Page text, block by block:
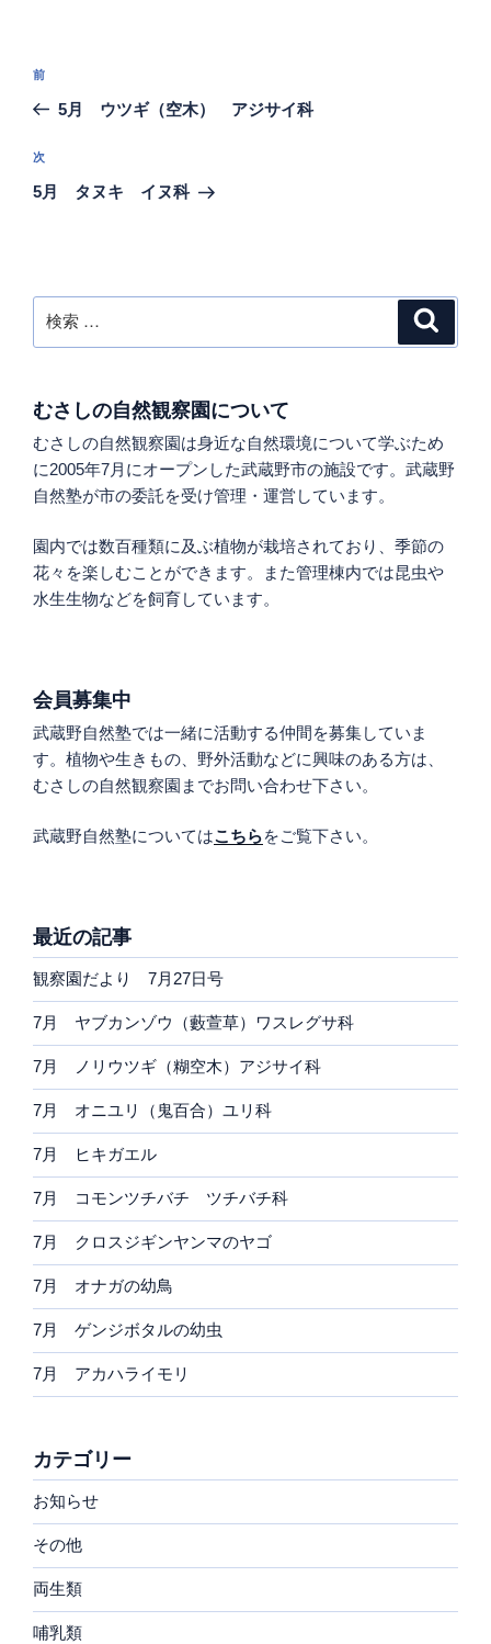
投
ビ
ゲ
ン
過
去
投
稿
前
5月 ウツギ（空木） アジサイ科
次
の
次
5月 タヌキ イヌ科
索:
むさしの自然観察園について
むさしの自然観察園は身近な自然環境について学ぶため
に2005年7月にオープンした武蔵野市の施設です。武蔵野
自然塾が市の委託を受け管理・運営しています。
園内では数百種類に及ぶ植物が栽培されており、季節の
花々を楽しむことができます。また管理棟内では昆虫や
水生生物などを飼育しています。
会員募集中
武蔵野自然塾では一緒に活動する仲間を募集していま
す。植物や生きもの、野外活動などに興味のある方は、
むさしの自然観察園までお問い合わせ下さい。
武蔵野自然塾についてはこちらをご覧下さい。
最近の記事
観察園だより 7月27日号
7月 ヤブカンゾウ（藪萱草）ワスレグサ科
7月 ノリウツギ（糊空木）アジサイ科
7月 オニユリ（鬼百合）ユリ科
7月 ヒキガエル
7月 コモンツチバチ ツチバチ科
7月 クロスジギンヤンマのヤゴ
7月 オナガの幼鳥
7月 ゲンジボタルの幼虫
7月 アカハライモリ
カテゴリー
お知らせ
その他
両生類
哺乳類